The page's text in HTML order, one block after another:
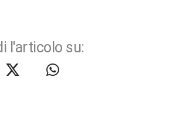
l'articolo su: